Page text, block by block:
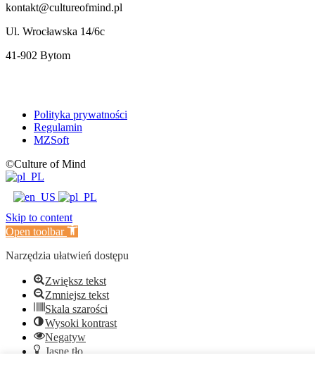
kontakt@cultureofmind.pl
Ul. Wrocławska 14/6c
41-902 Bytom
Polityka prywatności
Regulamin
MZSoft
©Culture of Mind
Skip to content
Open toolbar
Narzędzia ułatwień dostępu
Zwiększ tekst
Zmniejsz tekst
Skala szarości
Wysoki kontrast
Negatyw
Jasne tło